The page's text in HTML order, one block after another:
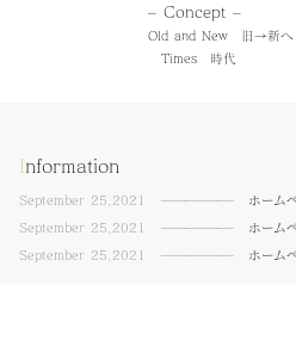
– Concept –
Old and New 旧→新
Times 時代
Information
September 25,2021 －－－－－－－－－
ホーム
September 25,2021
－－－－－－－－－
ホーム
September 25,2021
－－－－－－－－－ ホーム